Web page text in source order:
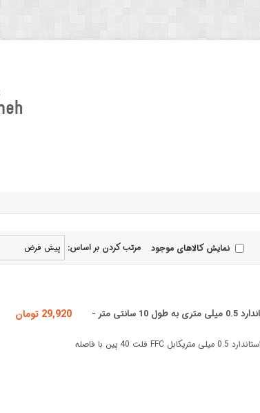
مرتب کردن بر اساس: نمایش کالاهای موجود
29,920 تومان
کابل FFC فلت 40 پین استاندارد 0.5 میلی متری به طول 10 سانتی متر -
کابل فلت 40 پین FFC دارای استاندارد 0.5 میلی متریکابل FFC فلت 40 پین با فاصله